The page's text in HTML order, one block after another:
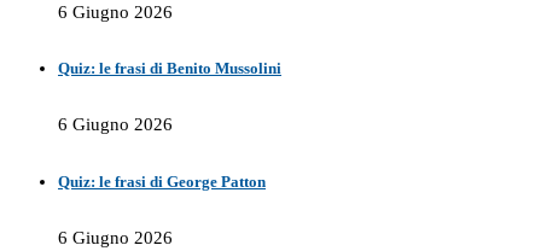
6 Giugno 2026
Quiz: le frasi di Benito Mussolini
6 Giugno 2026
Quiz: le frasi di George Patton
6 Giugno 2026